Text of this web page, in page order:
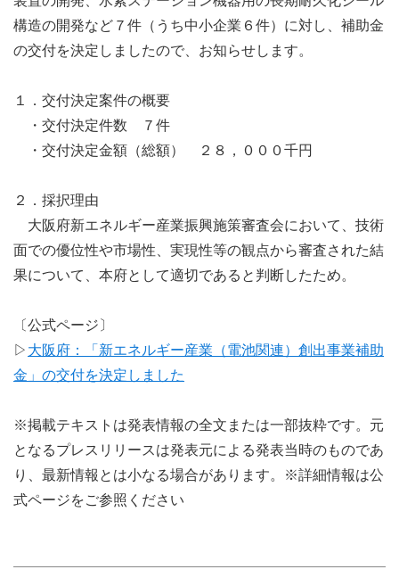
構造の開発など７件（うち中小企業６件）に対し、補助金
の交付を決定しましたので、お知らせします。
１．交付決定案件の概要
・交付決定件数 ７件
・交付決定金額（総額） ２８，０００千円
２．採択理由
大阪府新エネルギー産業振興施策審査会において、技術
面での優位性や市場性、実現性等の観点から審査された結
果について、本府として適切であると判断したため。
〔公式ページ〕
▷ 大阪府：「新エネルギー産業（電池関連）創出事業補助
金」の交付を決定しました
※掲載テキストは発表情報の全文または一部抜粋です。元
となるプレスリリースは発表元による発表当時のものであ
り、最新情報とは小なる場合があります。※詳細情報は公
式ページをご参照ください